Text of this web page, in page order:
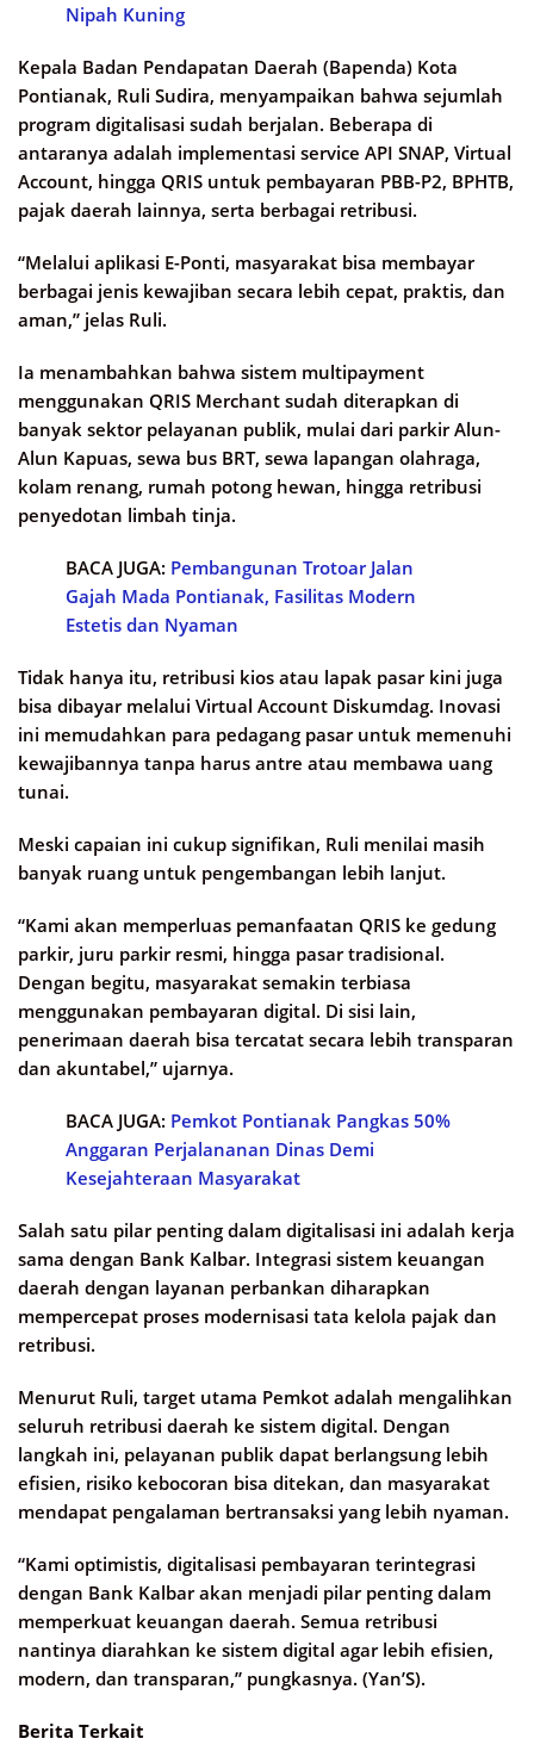
Nipah Kuning
Kepala Badan Pendapatan Daerah (Bapenda) Kota
Pontianak, Ruli Sudira, menyampaikan bahwa sejumlah
program digitalisasi sudah berjalan. Beberapa di
antaranya adalah implementasi service API SNAP, Virtual
Account, hingga QRIS untuk pembayaran PBB-P2, BPHTB,
pajak daerah lainnya, serta berbagai retribusi.
“Melalui aplikasi E-Ponti, masyarakat bisa membayar
berbagai jenis kewajiban secara lebih cepat, praktis, dan
aman,” jelas Ruli.
Ia menambahkan bahwa sistem multipayment
menggunakan QRIS Merchant sudah diterapkan di
banyak sektor pelayanan publik, mulai dari parkir Alun-
Alun Kapuas, sewa bus BRT, sewa lapangan olahraga,
kolam renang, rumah potong hewan, hingga retribusi
penyedotan limbah tinja.
BACA JUGA: Pembangunan Trotoar Jalan
Gajah Mada Pontianak, Fasilitas Modern
Estetis dan Nyaman
Tidak hanya itu, retribusi kios atau lapak pasar kini juga
bisa dibayar melalui Virtual Account Diskumdag. Inovasi
ini memudahkan para pedagang pasar untuk memenuhi
kewajibannya tanpa harus antre atau membawa uang
tunai.
Meski capaian ini cukup signifikan, Ruli menilai masih
banyak ruang untuk pengembangan lebih lanjut.
“Kami akan memperluas pemanfaatan QRIS ke gedung
parkir, juru parkir resmi, hingga pasar tradisional.
Dengan begitu, masyarakat semakin terbiasa
menggunakan pembayaran digital. Di sisi lain,
penerimaan daerah bisa tercatat secara lebih transparan
dan akuntabel,” ujarnya.
BACA JUGA: Pemkot Pontianak Pangkas 50%
Anggaran Perjalananan Dinas Demi
Kesejahteraan Masyarakat
Salah satu pilar penting dalam digitalisasi ini adalah kerja
sama dengan Bank Kalbar. Integrasi sistem keuangan
daerah dengan layanan perbankan diharapkan
mempercepat proses modernisasi tata kelola pajak dan
retribusi.
Menurut Ruli, target utama Pemkot adalah mengalihkan
seluruh retribusi daerah ke sistem digital. Dengan
langkah ini, pelayanan publik dapat berlangsung lebih
efisien, risiko kebocoran bisa ditekan, dan masyarakat
mendapat pengalaman bertransaksi yang lebih nyaman.
“Kami optimistis, digitalisasi pembayaran terintegrasi
dengan Bank Kalbar akan menjadi pilar penting dalam
memperkuat keuangan daerah. Semua retribusi
nantinya diarahkan ke sistem digital agar lebih efisien,
modern, dan transparan,” pungkasnya. (Yan’S).
Berita Terkait